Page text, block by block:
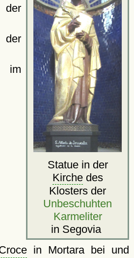
Statue in der
Kirchedes
Klosters der
Unbeschuhten
Karmeliter
in Segovia
der
in Mortara bei und